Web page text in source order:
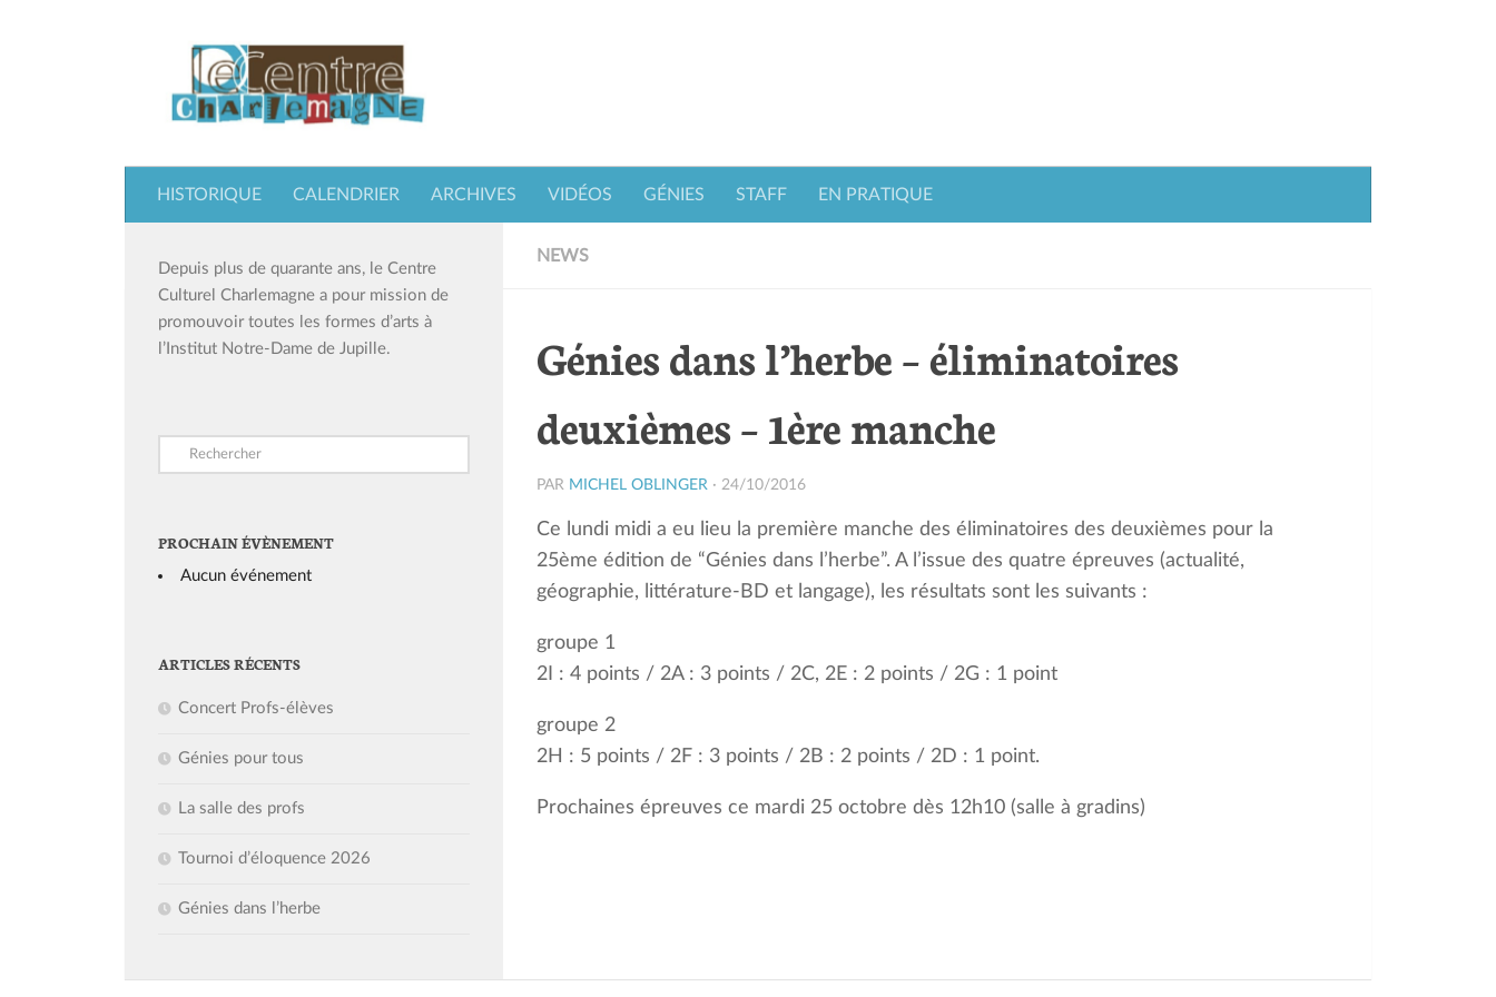
HISTORIQUE CALENDRIER ARCHIVES VIDÉOS GÉNIES STAFF EN PRATIQUE
NEWS
Génies dans l’herbe – éliminatoires
deuxièmes – 1ère manche
PAR MICHEL OBLINGER · 24/10/2016
Ce lundi midi a eu lieu la première manche des éliminatoires des deuxièmes pour la
25ème édition de “Génies dans l’herbe”. A l’issue des quatre épreuves (actualité,
géographie, littérature-BD et langage), les résultats sont les suivants :
groupe 1
2I : 4 points / 2A : 3 points / 2C, 2E : 2 points / 2G : 1 point
groupe 2
2H : 5 points / 2F : 3 points / 2B : 2 points / 2D : 1 point.
Prochaines épreuves ce mardi 25 octobre dès 12h10 (salle à gradins)
Depuis plus de quarante ans, le Centre
Culturel Charlemagne a pour mission de
promouvoir toutes les formes d’arts à
l’Institut Notre-Dame de Jupille.
PROCHAIN ÉVÈNEMENT
Aucun événement
ARTICLES RÉCENTS
Concert Profs-élèves
Génies pour tous
La salle des profs
Tournoi d’éloquence 2026
Génies dans l’herbe